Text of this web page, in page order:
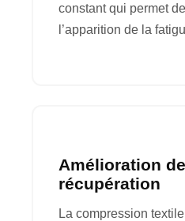
constant qui permet
l’apparition de la
Amélioration
récupération
La compression